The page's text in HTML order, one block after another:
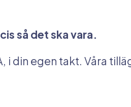
så det ska vara.
i din egen takt. Våra